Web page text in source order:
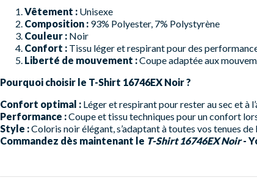
Vêtement : Unisexe
Composition : 93% Polyester, 7% Polystyrène
Couleur : Noir
Confort : Tissu léger et respirant pour des
Liberté de mouvement :Coupe adaptée aux
Pourquoi choisir le T-Shirt 16746EX Noir ?
Confort optimal : Léger et respirant pour rester au sec et à
Performance :Coupe et tissu techniques pour un confort
Style :Coloris noir élégant, s’adaptant à toutes vos tenues
Commandez dès maintenant le T-Shirt 16746EX Noir-